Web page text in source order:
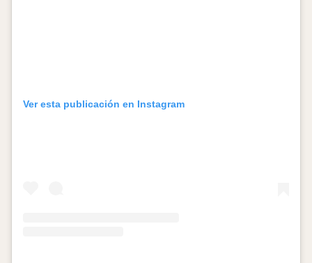
Ver esta publicación en Instagram